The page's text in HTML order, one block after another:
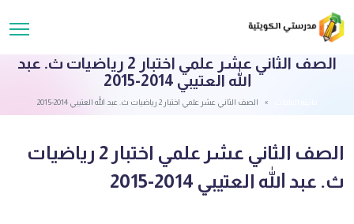
الصف الثاني عشر علمي اختبار 2 رياضيات ث. عبد
الله العتيبي 2014-2015
الصف الثاني عشر علمي اختبار 2 رياضيات ث. عبد الله العتيبي 2014-2015
الصف الثاني عشر علمي اختبار 2 رياضيات
ث. عبد الله العتيبي 2014-2015